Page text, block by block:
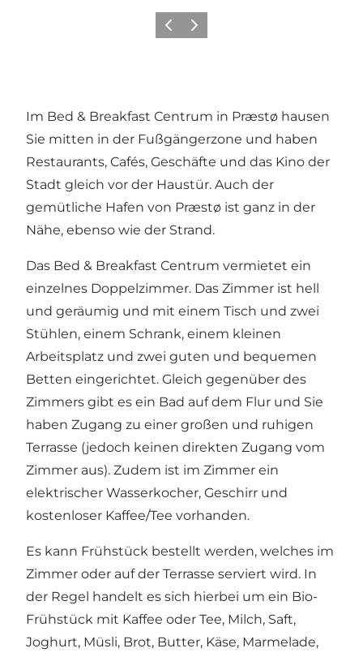
ZurückWeiter
Im Bed & Breakfast Centrum in Præstø hausen
Sie mitten in der Fußgängerzone und haben
Restaurants, Cafés, Geschäfte und das Kino der
Stadt gleich vor der Haustür. Auch der
gemütliche Hafen von Præstø ist ganz in der
Nähe, ebenso wie der Strand.
Das Bed & Breakfast Centrum vermietet ein
einzelnes Doppelzimmer. Das Zimmer ist hell
und geräumig und mit einem Tisch und zwei
Stühlen, einem Schrank, einem kleinen
Arbeitsplatz und zwei guten und bequemen
Betten eingerichtet. Gleich gegenüber des
Zimmers gibt es ein Bad auf dem Flur und Sie
haben Zugang zu einer großen und ruhigen
Terrasse (jedoch keinen direkten Zugang vom
Zimmer aus). Zudem ist im Zimmer ein
elektrischer Wasserkocher, Geschirr und
kostenloser Kaffee/Tee vorhanden.
Es kann Frühstück bestellt werden, welches im
Zimmer oder auf der Terrasse serviert wird. In
der Regel handelt es sich hierbei um ein Bio-
Frühstück mit Kaffee oder Tee, Milch, Saft,
Joghurt, Müsli, Brot, Butter, Käse, Marmelade,